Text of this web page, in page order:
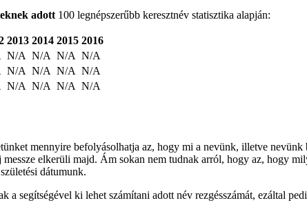
adott 100 legnépszerűbb keresztnév statisztika alapján:
2013 2014 2015 2016
N/A N/A N/A N/A
N/A N/A N/A N/A
N/A N/A N/A N/A
mennyire befolyásolhatja az, hogy mi a nevünk, illetve
messze elkerüli majd. Ám sokan nem tudnak arról, hogy az, hogy
dátumunk.
a segítségével ki lehet számítani adott név rezgésszámát, ezáltal